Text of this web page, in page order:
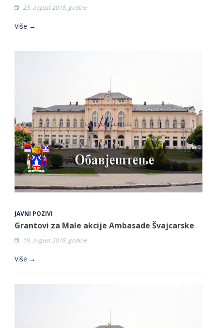
23. avgust 2018. godine
Više →
JAVNI POZIVI
Grantovi za Male akcije Ambasade Švajcarske
19. avgust 2018. godine
Više →